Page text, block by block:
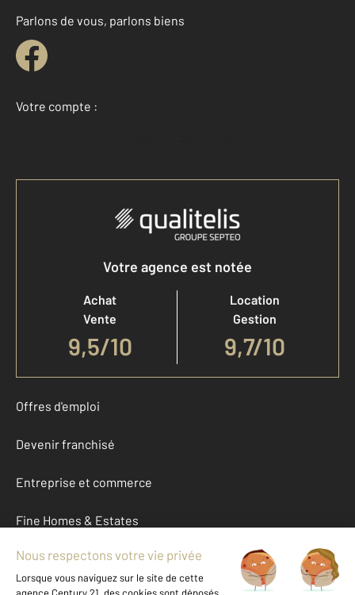
Parlons de vous, parlons biens
Votre compte :
Accéder à mon compte
Votre agence est notée
Achat
Vente
9,5/10
Location
Gestion
9,7/10
Offres d'emploi
Devenir franchisé
Entreprise et commerce
Fine Homes & Estates
À propos